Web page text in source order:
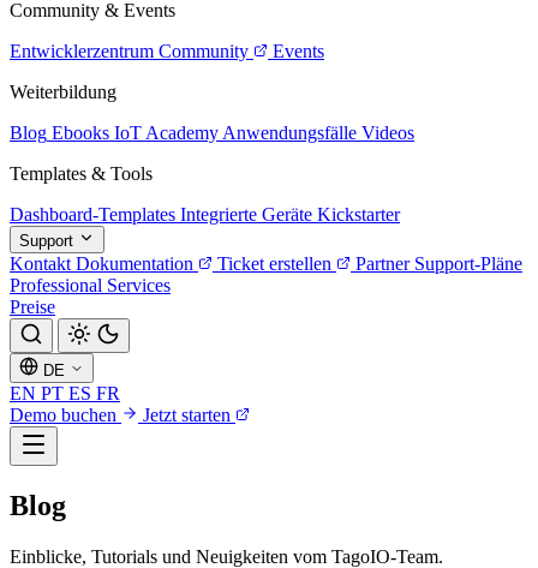
Community & Events
Entwicklerzentrum Community
Events
Weiterbildung
Blog Ebooks IoT Academy Anwendungsfälle Videos
Templates & Tools
Dashboard-Templates Integrierte Geräte Kickstarter
Support
Kontakt Dokumentation Ticket erstellen Partner Support-Pläne
Professional Services
Preise
DE
EN PT ES FR
Demo buchen
Jetzt starten
Blog
Einblicke, Tutorials und Neuigkeiten vom TagoIO-Team.